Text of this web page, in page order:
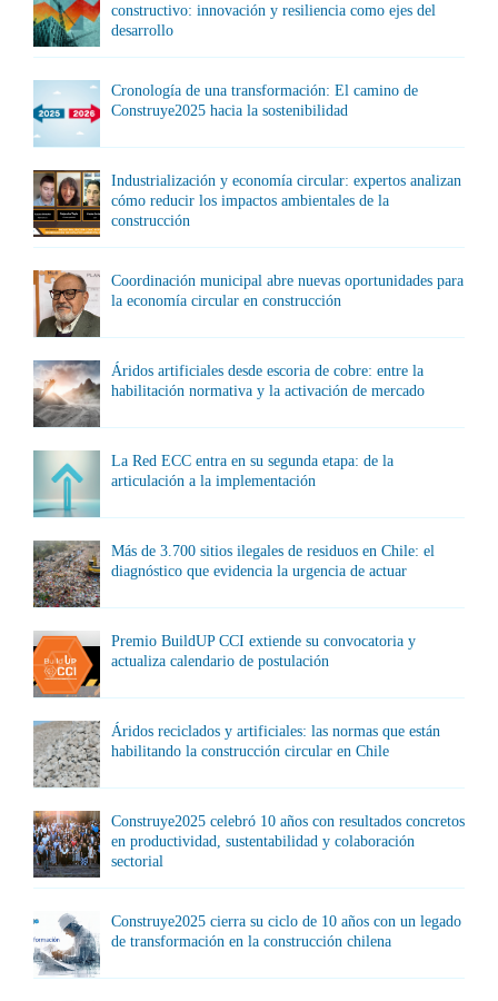
constructivo: innovación y resiliencia como ejes del
desarrollo
Cronología de una transformación: El camino de
Construye2025 hacia la sostenibilidad
Industrialización y economía circular: expertos analizan
cómo reducir los impactos ambientales de la
construcción
Coordinación municipal abre nuevas oportunidades para
la economía circular en construcción
Áridos artificiales desde escoria de cobre: entre la
habilitación normativa y la activación de mercado
La Red ECC entra en su segunda etapa: de la
articulación a la implementación
Más de 3.700 sitios ilegales de residuos en Chile: el
diagnóstico que evidencia la urgencia de actuar
Premio BuildUP CCI extiende su convocatoria y
actualiza calendario de postulación
Áridos reciclados y artificiales: las normas que están
habilitando la construcción circular en Chile
Construye2025 celebró 10 años con resultados concretos
en productividad, sustentabilidad y colaboración
sectorial
Construye2025 cierra su ciclo de 10 años con un legado
de transformación en la construcción chilena